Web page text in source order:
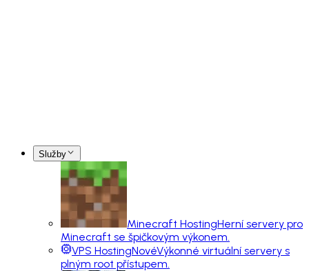
Služby
Minecraft HostingHerní servery pro
Minecraft se špičkovým výkonem.
VPS HostingNovéVýkonné virtuální servery s
plným root přístupem.